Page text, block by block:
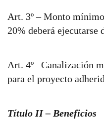
Art. 3º – Monto
20% deberá ejecutarse
Art. 4º –Canalización
para el proyecto
Título II – Beneficios